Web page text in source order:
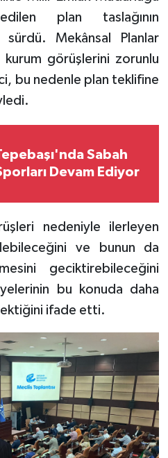
plan taslağının
Mekânsal Planlar
kurum görüşlerini zorunlu
bu nedenle plan teklifine
Sabah
Devam Ediyor
nedeniyle ilerleyen
ve bunun da
geciktirebileceğini
bu konuda daha
ifade etti.